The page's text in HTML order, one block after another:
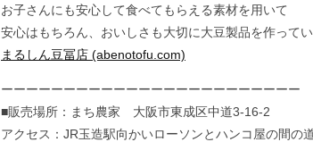
お子さんにも安心して食べてもらえる素材を用いて
安心はもちろん、おいしさも大切に大豆製品を作ってい
まるしん豆冨店 (abenotofu.com)
ーーーーーーーーーーーーーーーーーーーーーーーー
■販売場所：まち農家 大阪市東成区中道3-16-2
アクセス：JR玉造駅向かいローソンとハンコ屋の間の